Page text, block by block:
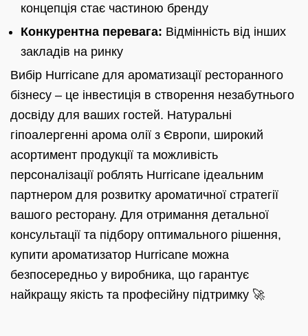
концепція стає частиною бренду
Конкурентна перевага: Відмінність від інших
закладів на ринку
Вибір Hurricane для ароматизації ресторанного
бізнесу – це інвестиція в створення незабутнього
досвіду для ваших гостей. Натуральні
гіпоалергенні арома олії з Європи, широкий
асортимент продукції та можливість
персоналізації роблять Hurricane ідеальним
партнером для розвитку ароматичної стратегії
вашого ресторану. Для отримання детальної
консультації та підбору оптимального рішення,
купити ароматизатор Hurricane можна
безпосередньо у виробника, що гарантує
найкращу якість та професійну підтримку 🚀